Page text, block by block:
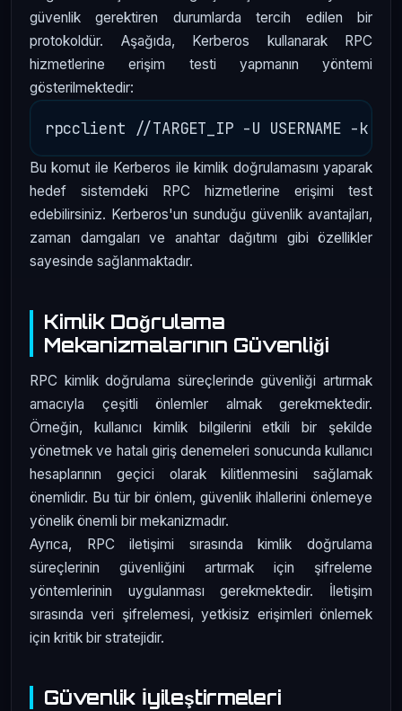
güvenlik gerektiren durumlarda tercih edilen bir
protokoldür. Aşağıda, Kerberos kullanarak RPC
hizmetlerine erişim testi yapmanın yöntemi
gösterilmektedir:
Bu komut ile Kerberos ile kimlik doğrulamasını yaparak
hedef sistemdeki RPC hizmetlerine erişimi test
edebilirsiniz. Kerberos'un sunduğu güvenlik avantajları,
zaman damgaları ve anahtar dağıtımı gibi özellikler
sayesinde sağlanmaktadır.
Kimlik Doğrulama
Mekanizmalarının Güvenliği
RPC kimlik doğrulama süreçlerinde güvenliği artırmak
amacıyla çeşitli önlemler almak gerekmektedir.
Örneğin, kullanıcı kimlik bilgilerini etkili bir şekilde
yönetmek ve hatalı giriş denemeleri sonucunda kullanıcı
hesaplarının geçici olarak kilitlenmesini sağlamak
önemlidir. Bu tür bir önlem, güvenlik ihlallerini önlemeye
yönelik önemli bir mekanizmadır.
Ayrıca, RPC iletişimi sırasında kimlik doğrulama
süreçlerinin güvenliğini artırmak için şifreleme
yöntemlerinin uygulanması gerekmektedir. İletişim
sırasında veri şifrelemesi, yetkisiz erişimleri önlemek
için kritik bir stratejidir.
Güvenlik İyileştirmeleri